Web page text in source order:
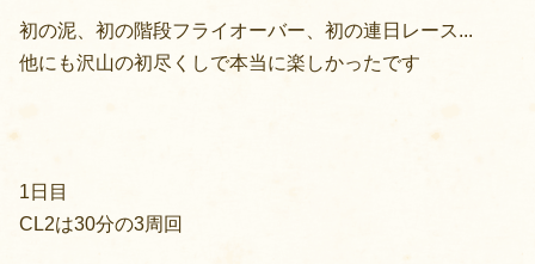
初の泥、初の階段フライオーバー、初の連日レース...
他にも沢山の初尽くしで本当に楽しかったです
1日目
CL2は30分の3周回